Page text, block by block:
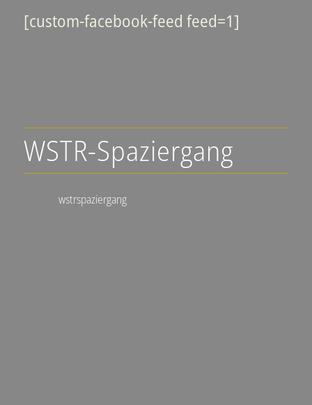
[custom-facebook-feed feed=1]
WSTR-Spaziergang
wstrspaziergang